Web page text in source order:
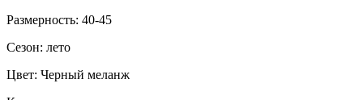
Размерность: 40-45
Сезон: лето
Цвет: Черный меланж